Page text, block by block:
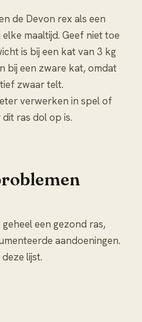
de Devon rex als een
maaltijd. Geef niet toe
is bij een kat van 3 kg
bij een zware kat, omdat
zwaar telt.
verwerken in spel of
ras dol op is.
een gezond ras,
aandoeningen.
lijst.